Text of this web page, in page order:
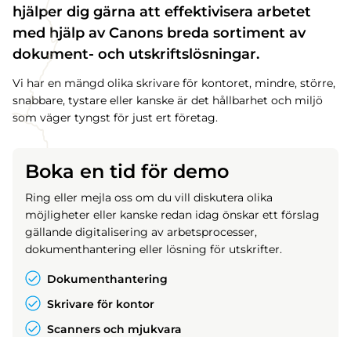
hjälper dig gärna att effektivisera arbetet
med hjälp av Canons breda sortiment av
dokument- och utskriftslösningar.
Vi har en mängd olika skrivare för kontoret, mindre, större,
snabbare, tystare eller kanske är det hållbarhet och miljö
som väger tyngst för just ert företag.
Boka en tid för demo
Ring eller mejla oss om du vill diskutera olika
möjligheter eller kanske redan idag önskar ett förslag
gällande digitalisering av arbetsprocesser,
dokumenthantering eller lösning för utskrifter.
Dokumenthantering
Skrivare för kontor
Scanners och mjukvara